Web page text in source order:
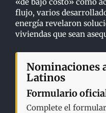
flujo, varios
energía revelaron
viviendas que sean
Nominaciones
Latinos
Formulario
Complete el